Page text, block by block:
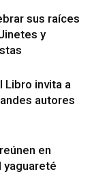
sus raíces
y
Libro invita a
autores
en
yaguareté